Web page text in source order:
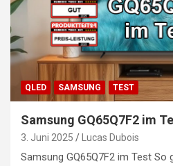
QLED SAMSUNG TEST
Samsung GQ65Q7F2 im
3. Juni 2025 Lucas Dubois
Samsung GQ65Q7F2 im Test